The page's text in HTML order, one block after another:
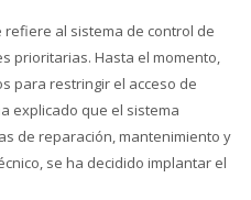
al sistema de control de
prioritarias. Hasta el momento,
para restringir el acceso de
explicado que el sistema
de reparación, mantenimiento y
se ha decidido implantar el